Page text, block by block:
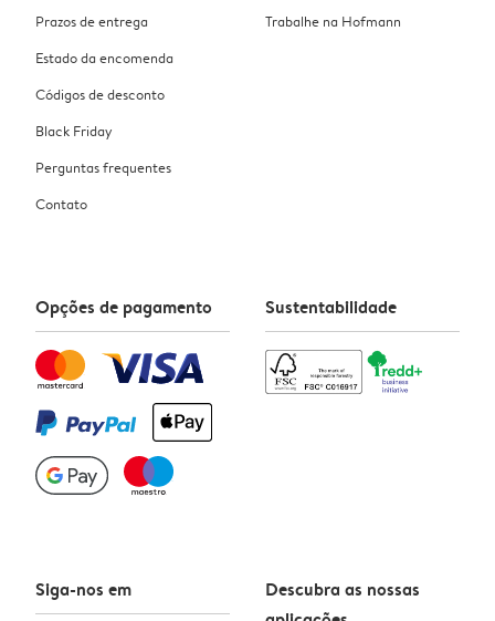
Prazos de entrega
Estado da encomenda
Códigos de desconto
Black Friday
Perguntas frequentes
Contato
Trabalhe na Hofmann
Opções de pagamento Sustentabilidade
Siga-nos em
Descubra as nossas